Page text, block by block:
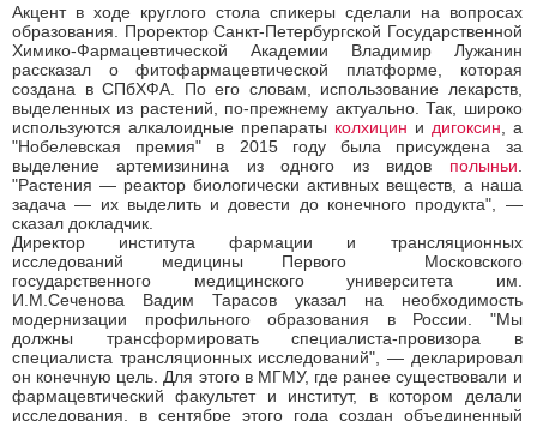
Акцент в ходе круглого стола спикеры сделали на вопросах
образования. Проректор Санкт-Петербургской Государственной
Химико-Фармацевтической Академии Владимир Лужанин
рассказал о фитофармацевтической платформе, которая
создана в СПбХФА. По его словам, использование лекарств,
выделенных из растений, по-прежнему актуально. Так, широко
используются алкалоидные препараты колхицин и дигоксин , а
"Нобелевская премия" в 2015 году была присуждена за
выделение артемизинина из одного из видов полыньи
"Растения — реактор биологически активных веществ, а наша
задача — их выделить и довести до конечного продукта", —
сказал докладчик.
Директор института фармации и трансляционных
исследований медицины Первого Московского
государственного медицинского университета им.
И.М.Сеченова Вадим Тарасов указал на необходимость
модернизации профильного образования в России. "Мы
должны трансформировать специалиста-провизора в
специалиста трансляционных исследований", — декларировал
он конечную цель. Для этого в МГМУ, где ранее существовали и
фармацевтический факультет и институт, в котором делали
исследования, в сентябре этого года создан объединенный